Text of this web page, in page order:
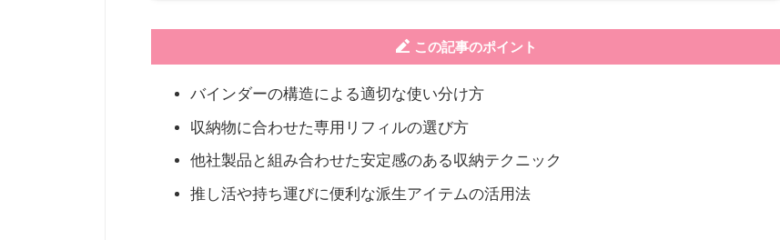
この記事のポイント
バインダーの構造による適切な使い分け方
収納物に合わせた専用リフィルの選び方
他社製品と組み合わせた安定感のある収納テクニック
推し活や持ち運びに便利な派生アイテムの活用法